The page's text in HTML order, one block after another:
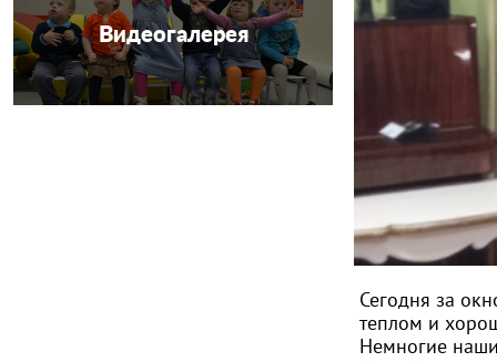
Видеогалерея
Сегодня за
теплом и
Немногие наши